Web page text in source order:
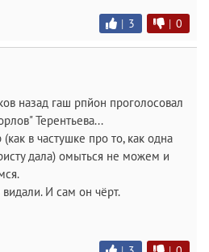
| 3 | 0
назад гаш рпйон проголосовал
Терентьева...
в частушке про то, как одна
дала) омыться не можем и
И сам он чёрт.